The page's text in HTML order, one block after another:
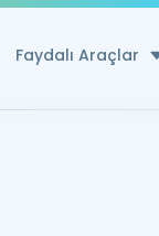
Faydalı Araçlar